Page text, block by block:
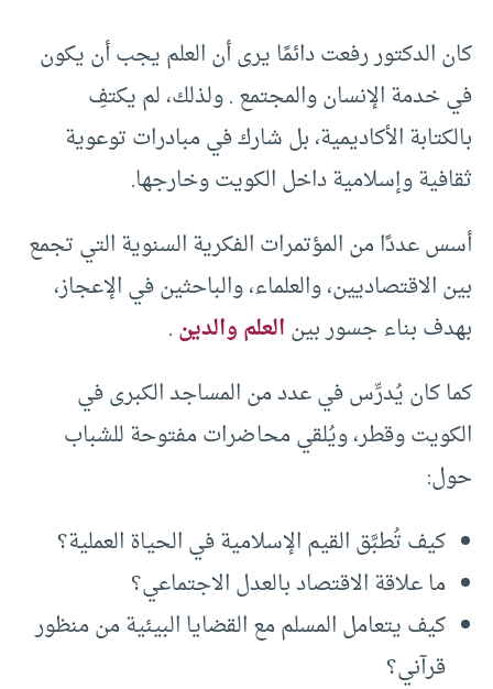
كان الدكتور رفعت دائمًا يرى أن العلم يجب أن يكون
في خدمة الإنسان والمجتمع . ولذلك، لم يكتفِ
بالكتابة الأكاديمية، بل شارك في مبادرات توعوية
ثقافية وإسلامية داخل الكويت وخارجها.
أسس عددًا من المؤتمرات الفكرية السنوية التي تجمع
بين الاقتصاديين، والعلماء، والباحثين في الإعجاز،
بهدف بناء جسور بينالعلم والدين.
كما كان يُدرِّس في عدد من المساجد الكبرى في
الكويت وقطر، ويُلقي محاضرات مفتوحة للشباب
حول:
كيف تُطبَّق القيم الإسلامية في الحياة العملية؟
ما علاقة الاقتصاد بالعدل الاجتماعي؟
كيف يتعامل المسلم مع القضايا البيئية من منظور
قرآني؟